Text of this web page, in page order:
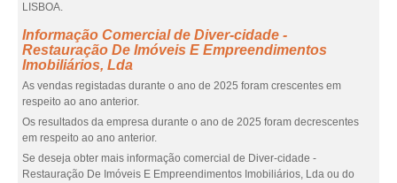
LISBOA.
Informação Comercial de Diver-cidade -
Restauração De Imóveis E Empreendimentos
Imobiliários, Lda
As vendas registadas durante o ano de 2025 foram crescentes em
respeito ao ano anterior.
Os resultados da empresa durante o ano de 2025 foram decrescentes
em respeito ao ano anterior.
Se deseja obter mais informação comercial de Diver-cidade -
Restauração De Imóveis E Empreendimentos Imobiliários, Lda ou do